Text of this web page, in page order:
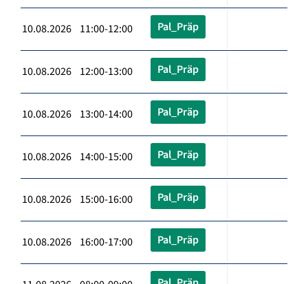
10.08.2026 11:00-12:00 Pal_Präp
10.08.2026 12:00-13:00 Pal_Präp
10.08.2026 13:00-14:00 Pal_Präp
10.08.2026 14:00-15:00 Pal_Präp
10.08.2026 15:00-16:00 Pal_Präp
10.08.2026 16:00-17:00 Pal_Präp